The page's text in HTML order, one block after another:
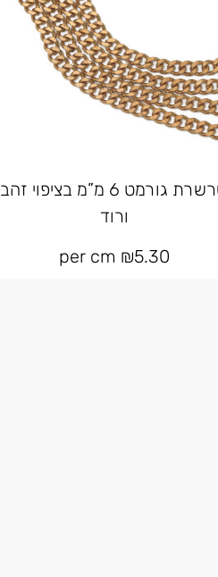
שרשרת גורמט 6 מ”מ בציפוי זהב
ורוד
₪5.30